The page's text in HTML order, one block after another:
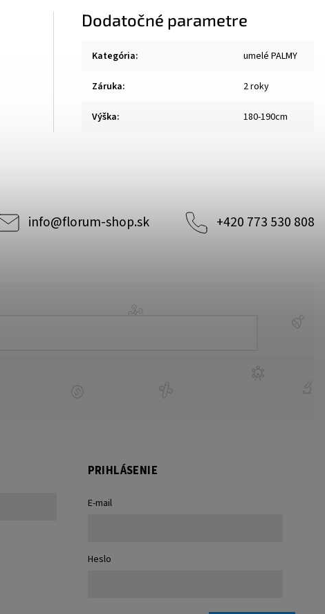
Dodatočné parametre
Kategória: umelé PALMY
Záruka: 2 roky
Výška: 180-190cm
info@florum-shop.sk +420 773 530 808
PRIHLÁSENIE
E-mail
Heslo